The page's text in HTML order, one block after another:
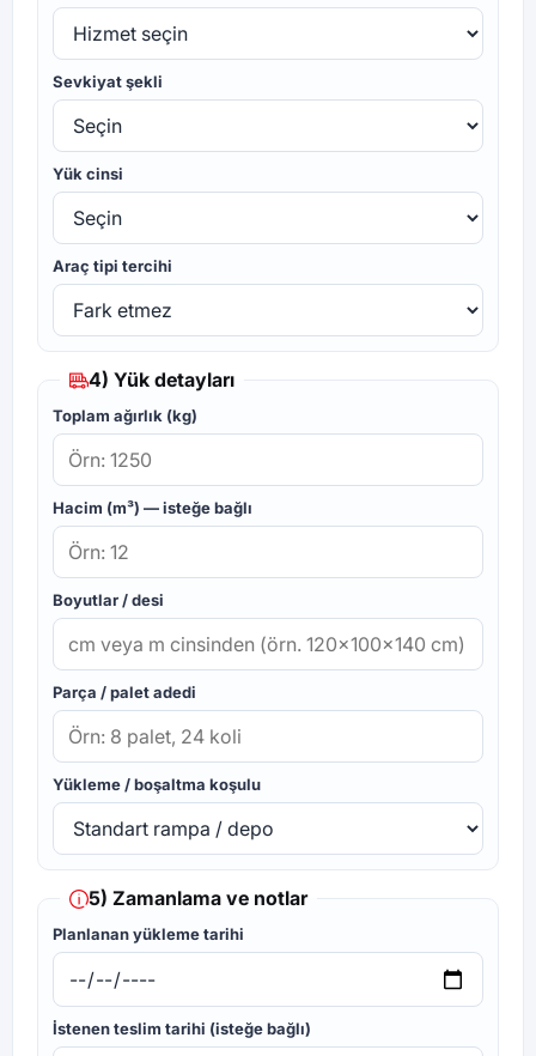
Sevkiyat şekli
Yük cinsi
Araç tipi tercihi
4) Yük detayları
Toplam ağırlık (kg)
Hacim (m³) — isteğe bağlı
Boyutlar / desi
Parça / palet adedi
Yükleme / boşaltma koşulu
5) Zamanlama ve notlar
Planlanan yükleme tarihi
İstenen teslim tarihi (isteğe bağlı)